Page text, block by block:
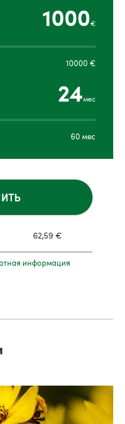
1000€
10000 €
24мес
60 мес
62,59 €
информация